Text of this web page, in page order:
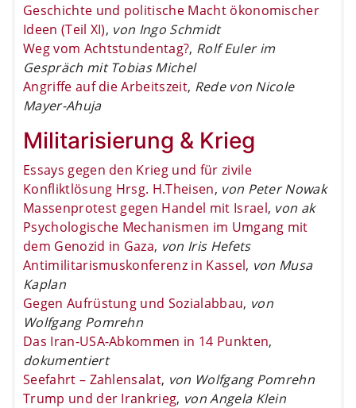
Geschichte und politische Macht ökonomischer
Ideen (Teil XI), von Ingo Schmidt
Weg vom Achtstundentag?, Rolf Euler im
Gespräch mit Tobias Michel
Angriffe auf die Arbeitszeit, Rede von Nicole
Mayer-Ahuja
Militarisierung & Krieg
Essays gegen den Krieg und für zivile
Konfliktlösung Hrsg. H.Theisen, von Peter Nowak
Massenprotest gegen Handel mit Israel, von ak
Psychologische Mechanismen im Umgang mit
dem Genozid in Gaza, von Iris Hefets
Antimilitarismuskonferenz in Kassel, von Musa
Kaplan
Gegen Aufrüstung und Sozialabbau, von
Wolfgang Pomrehn
Das Iran-USA-Abkommen in 14 Punkten,
dokumentiert
Seefahrt – Zahlensalat, von Wolfgang Pomrehn
Trump und der Irankrieg, von Angela Klein